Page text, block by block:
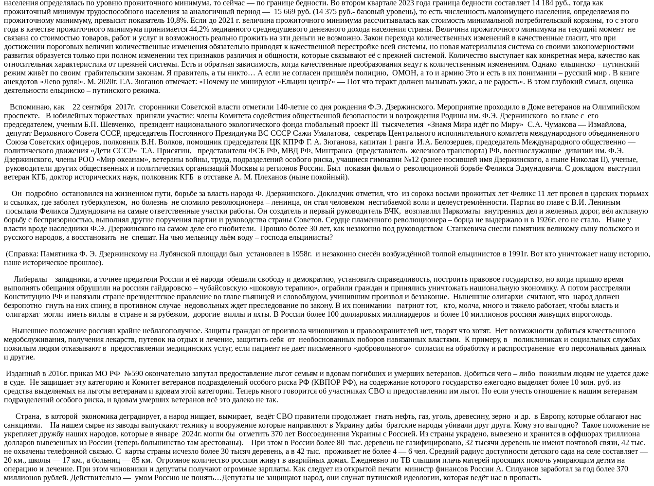
населения определялась по уровню прожиточного минимума, то сейчас — по границе бедности. Во втором квартале 2023 года граница бедности составляет 14 184 руб., тогда как
прожиточный минимум трудоспособного населения за аналогичный период — 15 669 руб. (14 375 руб.- базовый уровень), то есть численность малоимущего населения, определяемая по
прожиточному минимуму, превысит показатель 10,8%. Если до 2021 г. величина прожиточного минимума рассчитывалась как стоимость минимальной потребительской корзины, то с этого
года в качестве прожиточного минимума принимается 44,2% медианного среднедушевого денежного дохода населения страны. Величина прожиточного минимума на текущий момент не
связана со стоимостью товаров, работ и услуг и возможность реально прожить на эти деньги не возможно. Закон перехода количественных изменений в качественные гласит, что при
достижении пороговых величин количественные изменения обязательно приводят к качественной перестройке всей системы, но новая материальная система со своими закономерностями
развития образуется только при полном изменении тех признаков различия и общности, которые связывают её с прежней системой. Количество выступает как конкретная мера, качество как
относительная характеристика от прежней системы. Есть и обратная зависимость, когда качественные преобразования ведут к количественным изменениям. Однако ельцинско – путинский
режим живёт по своим грабительским законам. Я правитель, а ты никто… А если не согласен пришлём полицию, ОМОН, а то и армию Это и есть в их понимании – русский мир . В книге
анекдотов «Лево руля!». М. 2020г. Г.А. Зюганов отмечает: «Почему не минируют «Ельцин центр?» — Пот что теракт должен вызывать ужас, а не радость». В этом глубокий смысл, оценка
деятельности ельцинско – путинского режима.
Вспоминаю, как 22 сентября 2017г. сторонники Советской власти отметили 140-летие со дня рождения Ф.Э. Дзержинского. Мероприятие проходило в Доме ветеранов на Олимпийском
проспекте. В юбилейных торжествах приняли участие: члены Комитета содействия общественной безопасности и возрождения Родины им. Ф.Э. Дзержинского во главе с его
председателем, ученым Б.П. Шевченко, президент национального экологического фонда глобальный проект III тысячелетия «Знамя Мира идёт по Миру» С.А. Чумакова — Измайлова,
депутат Верховного Совета СССР, председатель Постоянного Президиума ВС СССР Сажи Умалатова, секретарь Центрального исполнительного комитета международного объединенного
Союза Советских офицеров, полковник В.Н. Волков, помощник председателя ЦК КПРФ Г. А. Зюганова, капитан 1 ранга И.А. Белозерцев, председатель Международного общественно —
политического движения «Дети СССР» Т.А. Присягин, представители ФСБ РФ, МВД РФ, Минтранса (представитель железного транспорта) РФ, военнослужащие дивизии им. Ф.Э.
Дзержинского, члены РОО «Мир океанам», ветераны войны, труда, подразделений особого риска, учащиеся гимназии №12 (ранее носившей имя Дзержинского, а ныне Николая II), ученые,
руководители других общественных и политических организаций Москвы и регионов России. Был показан фильм о революционной борьбе Феликса Эдмундовича. С докладом выступил
ветеран КГБ, доктор исторических наук, полковник КГБ в отставке А. М. Плеханов (ныне покойный).
Он подробно остановился на жизненном пути, борьбе за власть народа Ф. Дзержинского. Докладчик отметил, что из сорока восьми прожитых лет Феликс 11 лет провел в царских тюрьмах
и ссылках, где заболел туберкулезом, но болезнь не сломило революционера – ленинца, он стал человеком несгибаемой воли и целеустремлённости. Партия во главе с В.И. Лениным
посылала Феликса Эдмундовича на самые ответственные участки работы. Он создатель и первый руководитель ВЧК, возглавлял Наркоматы внутренних дел и железных дорог, вёл активную
борьбу с беспризорностью, выполнял другие поручения партии и руководства страны Советов. Сердце пламенного революционера – борца не выдержало и в 1926г. его не стало. Ныне у
власти вроде наследники Ф.Э. Дзержинского на самом деле его гнобители. Прошло более 30 лет, как незаконно под руководством Станкевича снесли памятник великому сыну польского и
русского народов, а восстановить не спешат. На чью мельницу льём воду – господа ельцинисты?
(Справка: Памятника Ф. Э. Дзержинскому на Лубянской площади был установлен в 1958г. и незаконно снесён возбуждённой толпой ельцинистов в 1991г. Вот кто уничтожает нашу историю,
наше историческое прошлое).
Либералы – западники, а точнее предатели России и её народа обещали свободу и демократию, установить справедливость, построить правовое государство, но когда пришло время
выполнять обещания обрушили на россиян гайдаровско – чубайсовскую «шоковую терапию», ограбили граждан и принялись уничтожать национальную экономику. А потом расстреляли
Конституцию РФ и навязали стране президентское правление во главе пьяницей и словоблудом, учинившим произвол и беззаконие. Нынешние олигархи считают, что народ должен
безропотно гнуть на них спину, в противном случае недовольных ждет преследование по закону. В их понимании патриот тот, кто, молча, много и тяжело работает, чтобы власть и
олигархат могли иметь виллы в стране и за рубежом, дорогие виллы и яхты. В России более 100 долларовых миллиардеров и более 10 миллионов россиян живущих впроголодь.
Нынешнее положение россиян крайне неблагополучное. Защиты граждан от произвола чиновников и правоохранителей нет, творят что хотят. Нет возможности добиться качественного
медобслуживания, получения лекарств, путевок на отдых и лечение, защитить себя от необоснованных поборов навязанных властями. К примеру, в поликлиниках и социальных службах
пожилым людям отказывают в предоставлении медицинских услуг, если пациент не дает письменного «добровольного» согласия на обработку и распространение его персональных данных
и другие.
Изданный в 2016г. приказ МО РФ №590 окончательно запутал предоставление льгот семьям и вдовам погибших и умерших ветеранов. Добиться чего – либо пожилым людям не удается даже
в суде. Не защищает эту категорию и Комитет ветеранов подразделений особого риска РФ (КВПОР РФ), на содержание которого государство ежегодно выделяет более 10 млн. руб. из
средства выделяемых на льготы ветеранам и вдовам этой категории. Теперь много говорится об участниках СВО и предоставлении им льгот. Но если учесть отношение к нашим ветеранам
подразделений особого риска, и вдовам умерших ветеранов всё это далеко не так.
Страна, в которой экономика деградирует, а народ нищает, вымирает, ведёт СВО правители продолжает гнать нефть, газ, уголь, древесину, зерно и др. в Европу, которые облагают нас
санкциями. На нашем сырье из заводы выпускают технику и вооружение которые направляют в Украину дабы братские народы убивали друг друга. Кому это выгодно? Такое положение не
укрепляет дружбу наших народов, которые в январе 2024г. могли бы отметить 370 лет Воссоединения Украины с Россией. Из страны украдено, вывезено и хранится в оффшорах триллиона
долларов вывезенных из России (теперь большинство там арестованы). При этом в России более 80 тыс. деревень не газифицировано, 32 тысячи деревень не имеют почтовой связи, 42 тыс.
не охвачены телефонной связью. С карты страны исчезло более 30 тысяч деревень, а в 42 тыс. проживает не более 4 — 6 чел. Средний радиус доступности детского сада на селе составляет —
20 км., школы — 17 км., а больниц — 85 км. Огромное количество россиян живут в аварийных домах. Ежедневно по ТВ слышим плачь матерей просящих помочь умирающим детям на
операцию и лечение. При этом чиновники и депутаты получают огромные зарплаты. Как следует из открытой печати министр финансов России А. Силуанов заработал за год более 370
миллионов рублей. Действительно — умом Россию не понять…Депутаты не защищают народ, они служат путинской идеологии, которая ведёт нас в пропасть.